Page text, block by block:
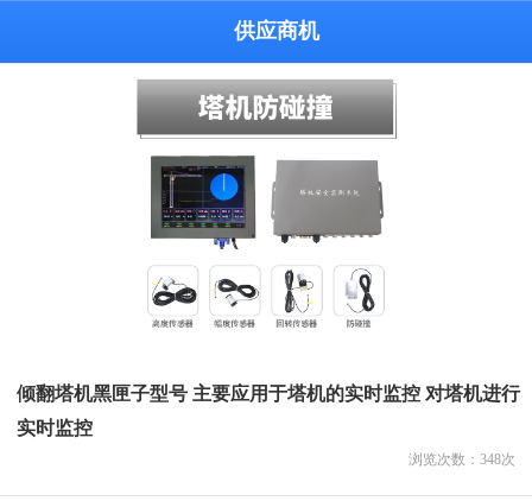
供应商机
倾翻塔机黑匣子型号 主要应用于塔机的实时监控 对塔机进行
实时监控
浏览次数： 348次